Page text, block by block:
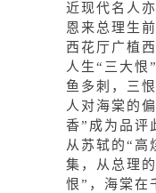
近现代名人
恩来总理生
西花厅 广植
人生“三大恨
鱼多刺，三
人对海棠的
香”成为品评
从苏轼的“高
集，从总理
恨”，海棠在